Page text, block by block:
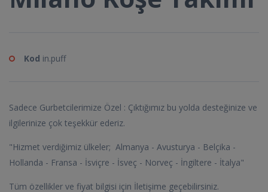
Kod in.puff
Sadece Gurbetcilerimize Özel : Çıktığımız bu yolda desteğinize ve
ilgilerinize çok teşekkür ederiz.
"Hizmet verdiğimiz ülkeler; Almanya - Avusturya - Belçika -
Hollanda - Fransa - İsviçre - İsveç - Norveç - İngiltere - İtalya"
Tüm özellikler ve fiyat bilgisi için İletişime geçebilirsiniz.